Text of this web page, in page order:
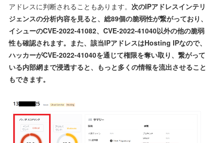
アドレスに判断されることもあります。次のIPアドレスインテリ
ジェンスの分析内容を見ると、総89個の脆弱性が繋がっており、
イシューのCVE-2022-41082、CVE-2022-41040以外の他の脆弱
性も確認されます。また、該当IPアドレスはHosting IPなので、
ハッカーがCVE-2022-41040を通じて権限を奪い取り、繋がって
いる内部網まで浸透すると、もっと多くの情報を流出させること
もできます。